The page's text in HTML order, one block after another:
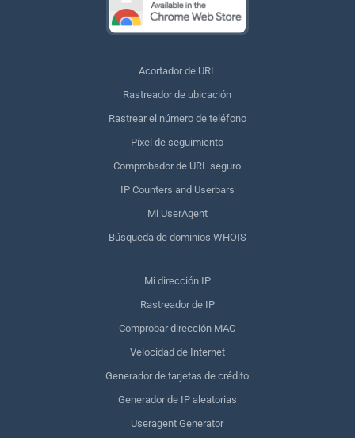
Acortador de URL
Rastreador de ubicación
Rastrear el número de teléfono
Píxel de seguimiento
Comprobador de URL seguro
IP Counters and Userbars
Mi UserAgent
Búsqueda de dominios WHOIS
Mi dirección IP
Rastreador de IP
Comprobar dirección MAC
Velocidad de Internet
Generador de tarjetas de crédito
Generador de IP aleatorias
Useragent Generator